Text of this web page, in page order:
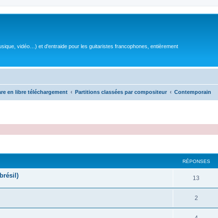
vidéo…) et d'entraide pour les guitaristes francophones, entièrement
en libre téléchargement Partitions classées par compositeur Contemporain
RÉPONSES
13
é
2R
é